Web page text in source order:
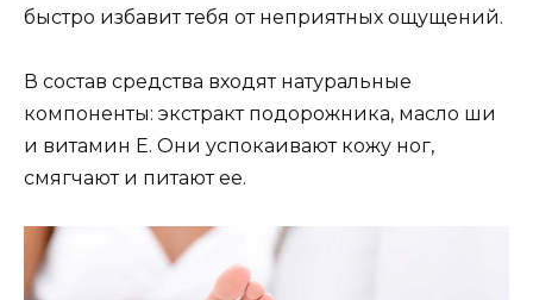
быстро избавит тебя от неприятных ощущений.
В состав средства входят натуральные
компоненты: экстракт подорожника, масло ши
и витамин Е. Они успокаивают кожу ног,
смягчают и питают ее.